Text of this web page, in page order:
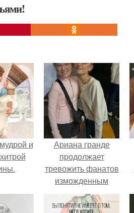
и
Ариана гранде
продолжает
тревожить фанатов
изможденным
Видом.